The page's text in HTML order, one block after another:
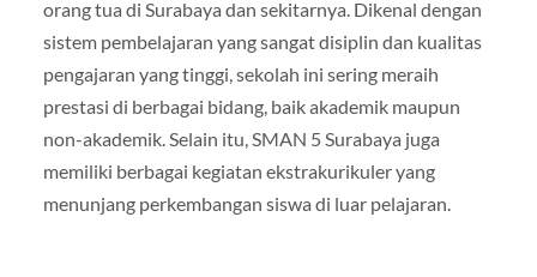
orang tua di Surabaya dan sekitarnya. Dikenal dengan
sistem pembelajaran yang sangat disiplin dan kualitas
pengajaran yang tinggi, sekolah ini sering meraih
prestasi di berbagai bidang, baik akademik maupun
non-akademik. Selain itu, SMAN 5 Surabaya juga
memiliki berbagai kegiatan ekstrakurikuler yang
menunjang perkembangan siswa di luar pelajaran.